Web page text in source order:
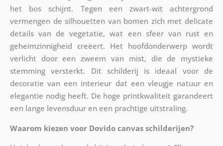
het bos schijnt. Tegen een zwart-wit achtergrond
vermengen de silhouetten van bomen zich met delicate
details van de vegetatie, wat een sfeer van rust en
geheimzinnigheid creëert. Het hoofdonderwerp wordt
verlicht door een zweem van mist, die de mystieke
stemming versterkt. Dit schilderij is ideaal voor de
decoratie van een interieur dat een vleugje natuur en
elegantie nodig heeft. De hoge printkwaliteit garandeert
een lange levensduur en een prachtige uitstraling.
Waarom kiezen voor Dovido canvas schilderijen?